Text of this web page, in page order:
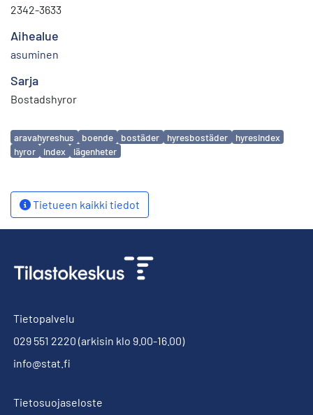
2342-3633
Aihealue
asuminen
Sarja
Bostadshyror
Avainsanat
aravahyreshus boende bostäder hyresbostäder
hyresindex
hyror
index lägenheter
Tietueen kaikki tiedot
Tietopalvelu
029 551 2220 (arkisin klo 9.00-16.00)
info@stat.fi
Tietosuojaseloste